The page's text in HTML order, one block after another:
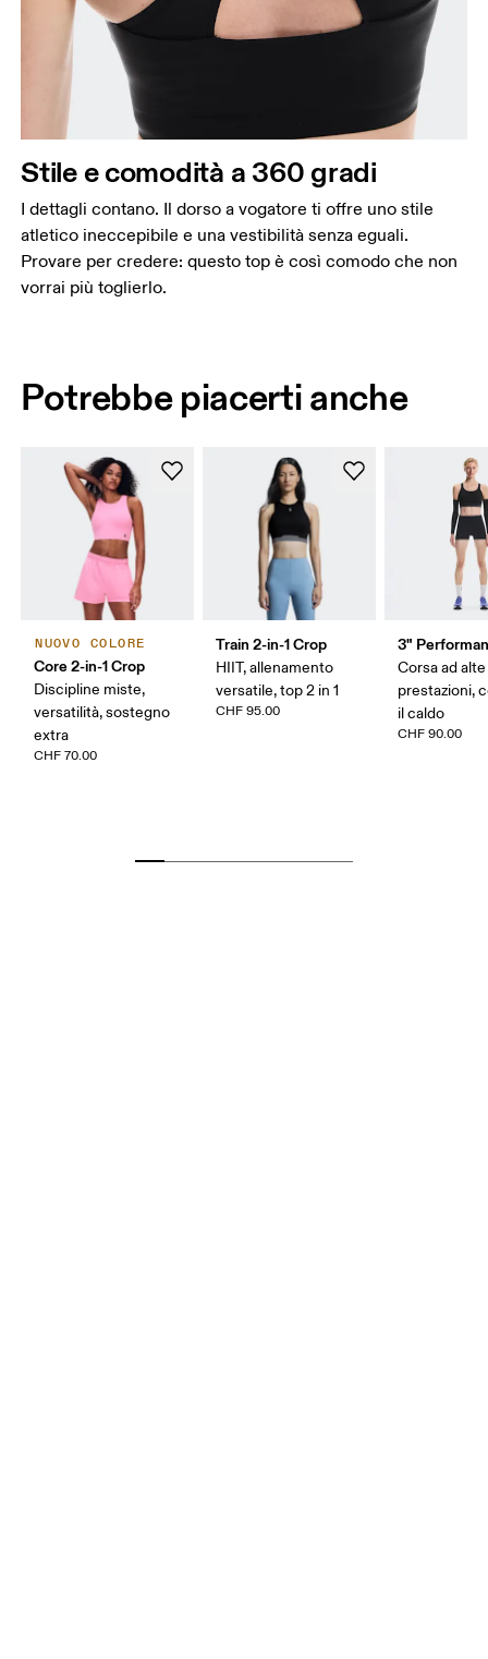
Stile e comodità a 360 gradi
I dettagli contano. Il dorso a vogatore ti offre uno stile
atletico ineccepibile e una vestibilità senza eguali.
Provare per credere: questo top è così comodo che non
vorrai più toglierlo.
Potrebbe piacerti anche
NUOVO COLORE
Core 2-in-1 Crop
Discipline miste,
versatilità, sostegno
extra
CHF 70.00
Train 2-in-1 Crop
HIIT, allenamento
versatile, top 2 in 1
CHF 95.00
3"
Corsa ad alte
prestazioni,
il caldo
CHF 90.00